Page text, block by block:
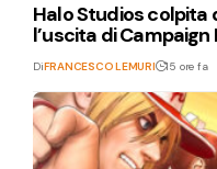
Halo Studios colpita
l’uscita di Campaign
DiFRANCESCO LEMURI 15 ore fa